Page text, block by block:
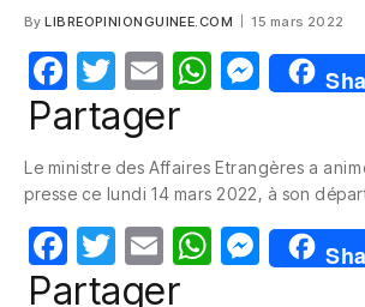
By LIBREOPINIONGUINEE.COM 15 mars 2022
F
a
e
b
o
T
w
itt
er
E
m
W
s
A
p
M
e
e
n
g
Partager
Le ministre des Affaires Etrangères a
presse ce lundi 14 mars 2022, à son
F
a
T
w
E
m
W M
e
Partager